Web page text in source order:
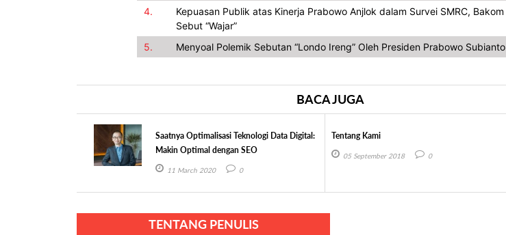
4.
Kepuasan Publik atas Kinerja Prabowo Anjlok dalam Survei SMRC, Bakom
Sebut “Wajar”
5.
Menyoal Polemik Sebutan “Londo Ireng” Oleh Presiden Prabowo Subianto
BACA JUGA
Saatnya Optimalisasi Teknologi Data Digital:
Makin Optimal dengan SEO
11 March 2020 0
Tentang Kami
05 September 2018 0
TENTANG PENULIS